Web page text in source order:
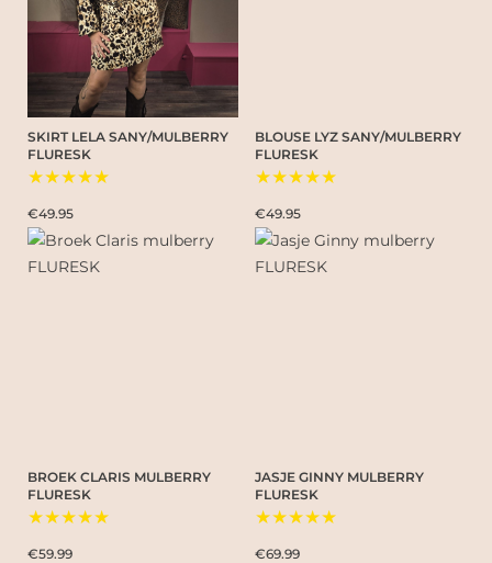
SKIRT LELA SANY/MULBERRY
FLURESK
★★★★★
€49.95
BLOUSE LYZ SANY/MULBERRY
FLURESK
★★★★★
€49.95
BROEK CLARIS MULBERRY
FLURESK
★★★★★
€59.99
JASJE GINNY MULBERRY
FLURESK
★★★★★
€69.99